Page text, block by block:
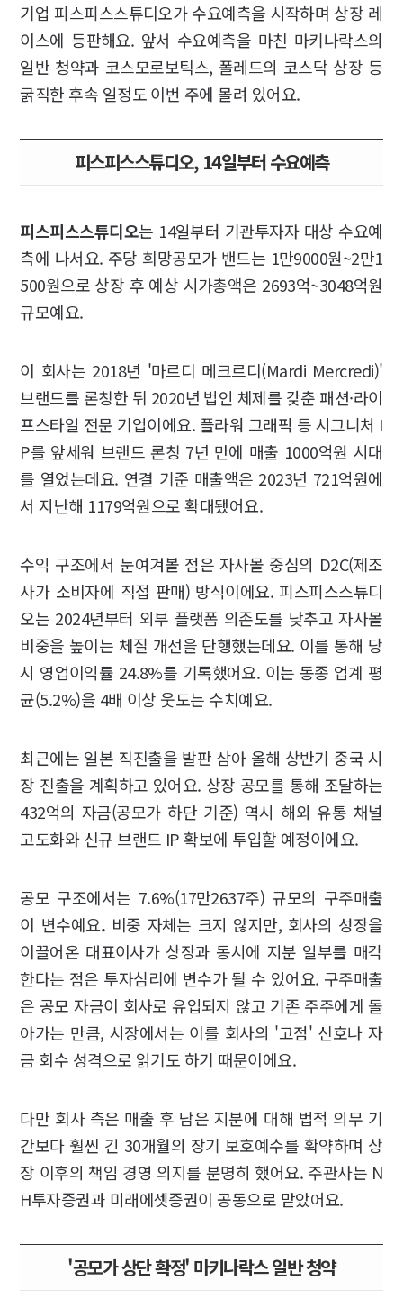
기업 피스피스스튜디오가 수요예측을 시작하며 상장 레
이스에 등판해요. 앞서 수요예측을 마친 마키나락스의
일반 청약과 코스모로보틱스, 폴레드의 코스닥 상장 등
굵직한 후속 일정도 이번 주에 몰려 있어요.
피스피스스튜디오, 14일부터 수요예측
피스피스스튜디오는 14일부터 기관투자자 대상 수요예
측에 나서요. 주당 희망공모가 밴드는 1만9000원~2만1
500원으로 상장 후 예상 시가총액은 2693억~3048억원
규모예요.
이 회사는 2018년 '마르디 메크르디(Mardi Mercredi)'
브랜드를 론칭한 뒤 2020년 법인 체제를 갖춘 패션·라이
프스타일 전문 기업이에요. 플라워 그래픽 등 시그니처 I
P를 앞세워 브랜드 론칭 7년 만에 매출 1000억원 시대
를 열었는데요. 연결 기준 매출액은 2023년 721억원에
서 지난해 1179억원으로 확대됐어요.
수익 구조에서 눈여겨볼 점은 자사몰 중심의 D2C(제조
사가 소비자에 직접 판매) 방식이에요. 피스피스스튜디
오는 2024년부터 외부 플랫폼 의존도를 낮추고 자사몰
비중을 높이는 체질 개선을 단행했는데요. 이를 통해 당
시 영업이익률 24.8%를 기록했어요. 이는 동종 업계 평
균(5.2%)을 4배 이상 웃도는 수치예요.
최근에는 일본 직진출을 발판 삼아 올해 상반기 중국 시
장 진출을 계획하고 있어요. 상장 공모를 통해 조달하는
432억의 자금(공모가 하단 기준) 역시 해외 유통 채널
고도화와 신규 브랜드 IP 확보에 투입할 예정이에요.
공모 구조에서는 7.6%(17만2637주) 규모의 구주매출
이 변수예요. 비중 자체는 크지 않지만, 회사의 성장을
이끌어온 대표이사가 상장과 동시에 지분 일부를 매각
한다는 점은 투자심리에 변수가 될 수 있어요. 구주매출
은 공모 자금이 회사로 유입되지 않고 기존 주주에게 돌
아가는 만큼, 시장에서는 이를 회사의 '고점' 신호나 자
금 회수 성격으로 읽기도 하기 때문이에요.
다만 회사 측은 매출 후 남은 지분에 대해 법적 의무 기
간보다 훨씬 긴 30개월의 장기 보호예수를 확약하며 상
장 이후의 책임 경영 의지를 분명히 했어요. 주관사는 N
H투자증권과 미래에셋증권이 공동으로 맡았어요.
'공모가 상단 확정' 마키나락스 일반 청약